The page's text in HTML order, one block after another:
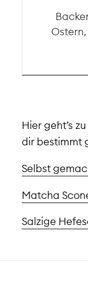
Hier geht’s
dir bestimmt
Selbst
Matcha
Salzige